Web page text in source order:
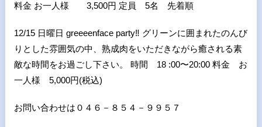
料金 お一人様 3,500円 定員 5名 先着順
12/15 日曜日 greeeenface party‼︎ グリーンに囲まれたのんび
りとした雰囲気の中、熟成肉をいただきながら癒される素
敵な時間をお過ごし下さい。 時間 18 :00〜20:00 料金 お
一人様 5,000円(税込)
お問い合わせは０４６－８５４－９９５７